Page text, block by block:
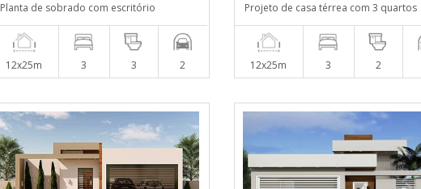
Planta de sobrado com escritório
12x25m 3 3 2
Projeto de casa térrea com 3 quartos
12x25m 3 2